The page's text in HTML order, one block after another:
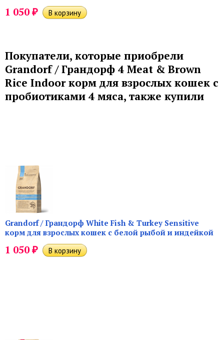
1 050₽
Покупатели, которые приобрели
Grandorf / Грандорф 4 Meat & Brown
Rice Indoor корм для взрослых кошек с
пробиотиками 4 мяса, также купили
Grandorf / Грандорф White Fish & Turkey Sensitive
корм для взрослых кошек с белой рыбой и индейкой
1 050₽